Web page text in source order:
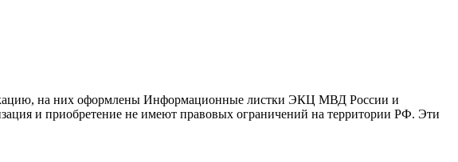
на них оформлены Информационные листки ЭКЦ МВД России и
и приобретение не имеют правовых ограничений на территории РФ. Эти